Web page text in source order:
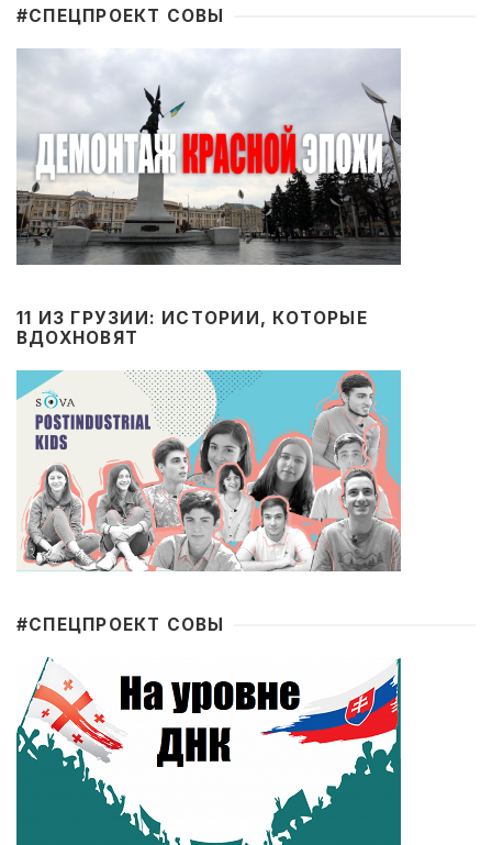
#CПЕЦПРОЕКТ СОВЫ
11 ИЗ ГРУЗИИ: ИСТОРИИ, КОТОРЫЕ
ВДОХНОВЯТ
#CПЕЦПРОЕКТ СОВЫ